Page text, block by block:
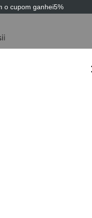
o cupom ganhei5%
TECNOLOGIA
Terapêutico